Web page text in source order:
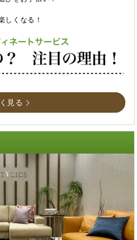
しくなる！
見る